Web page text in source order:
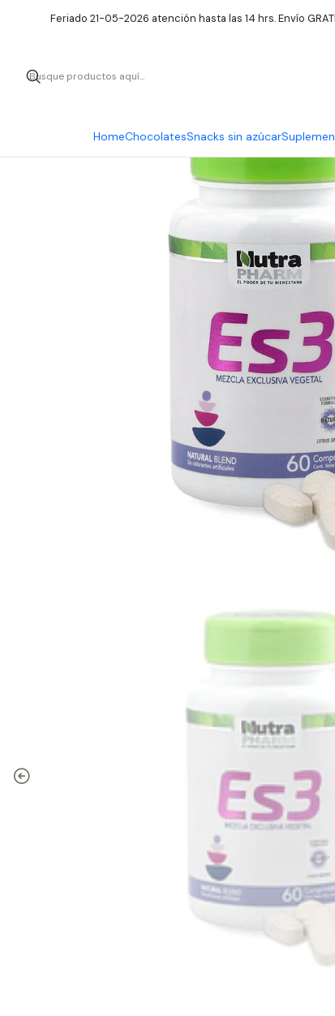
HomeChocolatesSnacks sin azúcar
Feriado 21-05-2026 atención hasta las 14 hrs. EnvíoInicio